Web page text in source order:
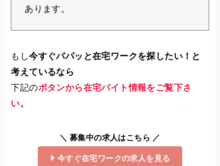
あります。
もし今すぐパパッと在宅ワークを探したい！と
考えているなら
下記のボタンから在宅バイト情報をご覧下さ
い。
＼ 募集中の求人はこちら ／
今すぐ在宅ワークの求人を見る